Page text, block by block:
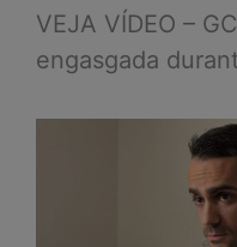
VEJA VÍDEO –
engasgada